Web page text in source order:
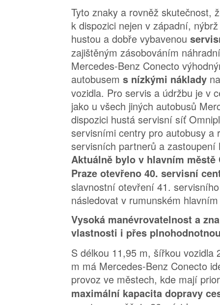
Tyto znaky a rovněž skutečnost,
k dispozici nejen v západní,
hustou a dobře vybavenou
zajištěným zásobováním
Mercedes-Benz Conecto
autobusem s nízkými náklady
vozidla. Pro servis a údržbu je v
jako u všech jiných autobusů
dispozici hustá servisní síť
servisními centry pro autobusy a
servisních partnerů a zastoupení
Aktuálně bylo v hlavním městě
Praze otevřeno 40. servisní
slavnostní otevření 41.
následovat v rumunském
Vysoká manévrovatelnost a
vlastnosti i přes
S délkou 11,95 m, šířkou vozidla
m má Mercedes-Benz Conecto
provoz ve městech, kde mají
maximální kapacita dopravy